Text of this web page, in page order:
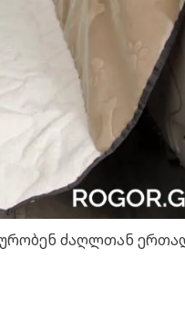
ძაღლთან